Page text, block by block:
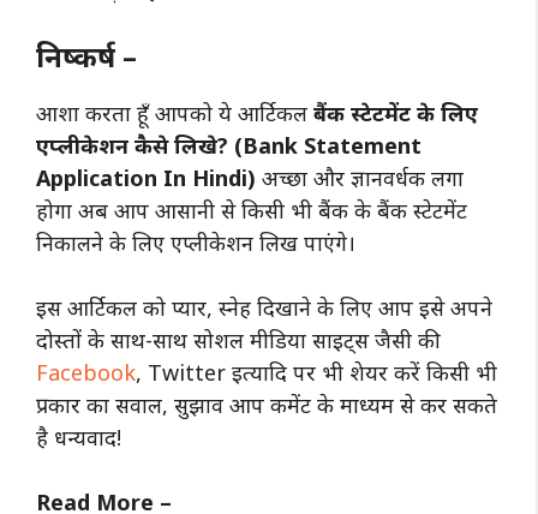
निष्कर्ष –
आशा करता हूँ आपको ये आर्टिकल बैंक स्टेटमेंट के लिए
एप्लीकेशन कैसे लिखे? (Bank Statement
Application In Hindi) अच्छा और ज्ञानवर्धक लगा
होगा अब आप आसानी से किसी भी बैंक के बैंक स्टेटमेंट
निकालने के लिए एप्लीकेशन लिख पाएंगे।
इस आर्टिकल को प्यार, स्नेह दिखाने के लिए आप इसे अपने
दोस्तों के साथ-साथ सोशल मीडिया साइट्स जैसी की
Facebook, Twitter इत्यादि पर भी शेयर करें किसी भी
प्रकार का सवाल, सुझाव आप कमेंट के माध्यम से कर सकते
है धन्यवाद!
Read More –